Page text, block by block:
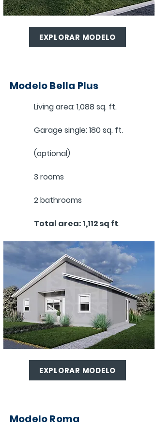
EXPLORAR MODELO
Modelo Bella Plus
Living area: 1,088 sq. ft.
Garage single: 180 sq. ft.
(optional)
3 rooms
2 bathrooms
Total area: 1,112 sq ft.
EXPLORAR MODELO
Modelo Roma